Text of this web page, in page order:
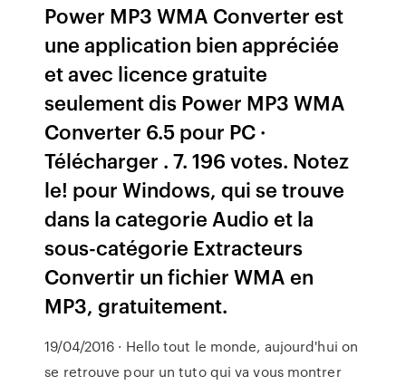
Power MP3 WMA Converter est
une application bien appréciée
et avec licence gratuite
seulement dis Power MP3 WMA
Converter 6.5 pour PC ·
Télécharger . 7. 196 votes. Notez
le! pour Windows, qui se trouve
dans la categorie Audio et la
sous-catégorie Extracteurs
Convertir un fichier WMA en
MP3, gratuitement.
19/04/2016 · Hello tout le monde, aujourd'hui on
se retrouve pour un tuto qui va vous montrer